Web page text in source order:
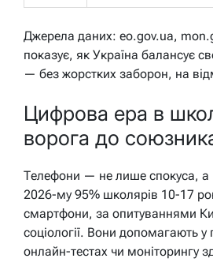
Джерела даних: eo.gov.ua,
показує, як Україна балансує
— без жорстких заборон, на
Цифрова ера в
ворога до
Телефони — не лише спокуса, а
2026-му 95% школярів 10-17
смартфони, за опитуваннями
соціології. Вони допомагають у
онлайн-тестах чи моніторингу